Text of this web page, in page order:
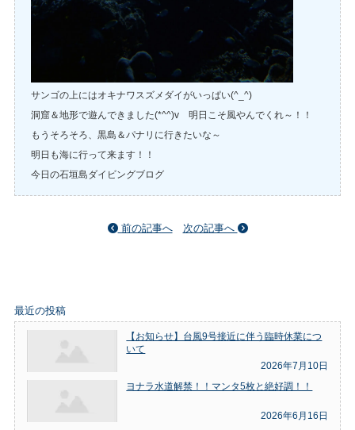
サンゴの上にはオキナワスズメダイがいっぱい(^_^)
洞窟＆地形で遊んできました(*^^)v 明日こそ風やんでくれ～！！
もうそろそろ、黒島＆パナリに行きたいな～
明日も海に行って来ます！！
今日の石垣島ダイビングブログ
前の記事へ 次の記事へ
最近の投稿
【お知らせ】台風9号接近に伴う臨時休業につ
いて
2026年7月10日
ヨナラ水道解禁！！マンタ5枚と絶好調！！
2026年6月16日